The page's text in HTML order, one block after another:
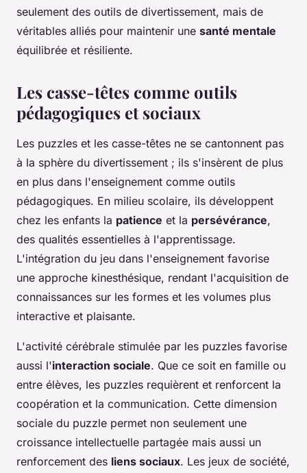
seulement des outils de divertissement, mais de
véritables alliés pour maintenir une santé mentale
équilibrée et résiliente.
Les casse-têtes comme outils
pédagogiques et sociaux
Les puzzles et les casse-têtes ne se cantonnent pas
à la sphère du divertissement ; ils s'insèrent de plus
en plus dans l'enseignement comme outils
pédagogiques. En milieu scolaire, ils développent
chez les enfants la patience et la persévérance,
des qualités essentielles à l'apprentissage.
L'intégration du jeu dans l'enseignement favorise
une approche kinesthésique, rendant l'acquisition de
connaissances sur les formes et les volumes plus
interactive et plaisante.
L'activité cérébrale stimulée par les puzzles favorise
aussi l'interaction sociale. Que ce soit en famille ou
entre élèves, les puzzles requièrent et renforcent la
coopération et la communication. Cette dimension
sociale du puzzle permet non seulement une
croissance intellectuelle partagée mais aussi un
renforcement des liens sociaux. Les jeux de société,